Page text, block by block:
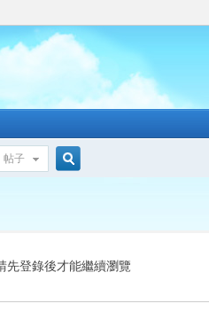
帖子
索
先登錄後才能繼續瀏覽